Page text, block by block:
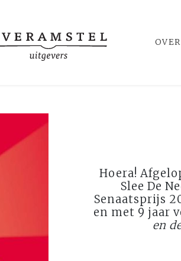
Hoera!
Slee De
Senaatsprijs
en met 9 jaar
en